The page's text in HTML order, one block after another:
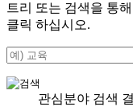
트리 또는 검색을 통
클릭 하십시오.
관심분야 검색